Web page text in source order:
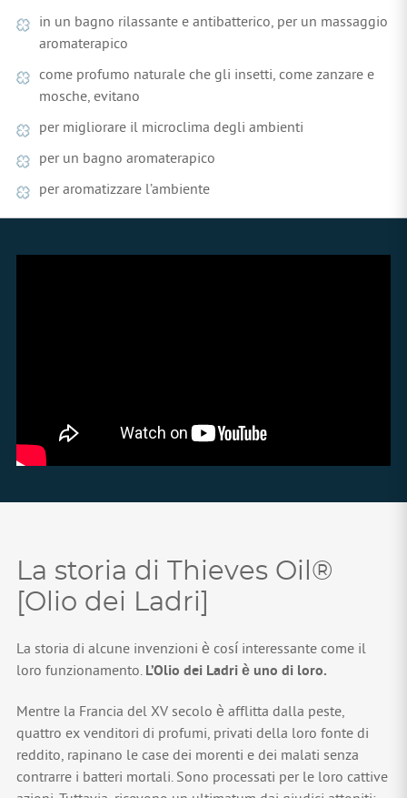
in un bagno rilassante e antibatterico, per un massaggio
aromaterapico
come profumo naturale che gli insetti, come zanzare e
mosche, evitano
per migliorare il microclima degli ambienti
per un bagno aromaterapico
per aromatizzare l’ambiente
La storia di Thieves Oil®
[Olio dei Ladri]
La storia di alcune invenzioni è cosí interessante come il
loro funzionamento. L’Olio dei Ladri è uno di loro.
Mentre la Francia del XV secolo è afflitta dalla peste,
quattro ex venditori di profumi, privati ​​della loro fonte di
reddito, rapinano le case dei morenti e dei malati senza
contrarre i batteri mortali. Sono processati per le loro cattive